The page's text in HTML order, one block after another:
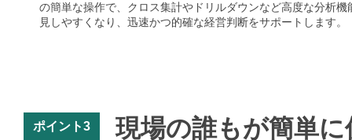
の簡単な操作で、クロス集計やドリルダウンなど高度な分析
見しやすくなり、迅速かつ的確な経営判断をサポートします。
ポイント3 現場の誰もが簡単